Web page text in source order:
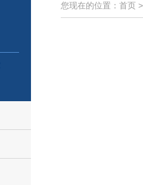
您现在的位置：首页